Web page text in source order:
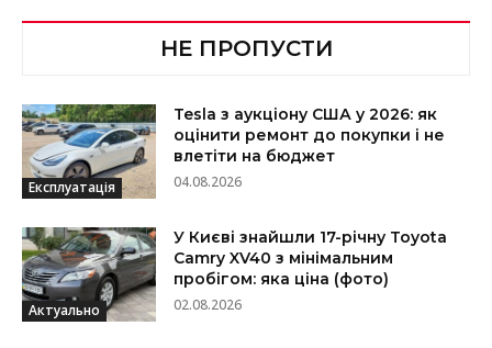
НЕ ПРОПУСТИ
Експлуатація
Tesla з аукціону США у 2026: як
оцінити ремонт до покупки і не
влетіти на бюджет
04.08.2026
Актуально
У Києві знайшли 17-річну Toyota
Camry XV40 з мінімальним
пробігом: яка ціна (фото)
02.08.2026